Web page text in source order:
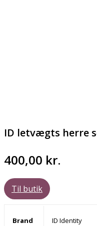
ID letvægts herre
400,00 kr.
Til butik
Brand ID Identity